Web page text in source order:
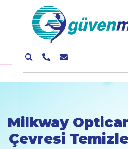
Milkway
Çevresi